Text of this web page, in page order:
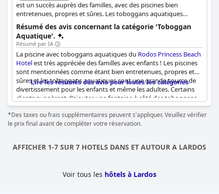
est un succès auprès des familles, avec des piscines bien
entretenues, propres et sûres. Les toboggans aquatiques
offrent un excellent divertissement pour les enfants et les
adultes.
Résumé des avis concernant la catégorie 'Toboggan
Aquatique'.
Résumé par IA
La piscine avec toboggans aquatiques du Rodos Princess Beach
Hotelest très appréciée des familles avec enfants ! Les piscines
sont mentionnées comme étant bien entretenues, propres et
sûres et les toboggans aquatiques sont une grande source de
divertissement pour les enfants et même les adultes. Certains
clients suggèrent d'ajouter une fontaine à côté des toboggans,
car il faut parfois marcher un peu pour trouver quelque chose à
boire. Cependant, dans l'ensemble, les toboggans aquatiques
sont décrits comme amusants, excellents et surprenants. L'hôtel
équipées de toboggans. La plus petite piscine avec toboggans
de la piscine une attraction populaire de l'hôtel.
Lire les résumés des avis pour toutes les catégories
*Des taxes ou frais supplémentaires peuvent s'appliquer. Veuillez vérifier
le prix final avant de compléter votre réservation.
AFFICHER 1-7 SUR 7 HOTELS DANS ET AUTOUR A LARDOS
Voir tous les hôtels à Lardos